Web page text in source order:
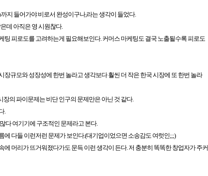
지 들어가야 비로서 완성이구나,라는 생각이 들었다.
데 아직은 영 시원찮다.
팅 피로도를 고려하는게 필요해보인다. 커머스 마케팅도 결국 노출될수록 피로도
규모와 성장성에 한번 놀라고 생각보다 훨씬 더 작은 한국 시장에 또 한번 놀라
의 파이문제는 비단 인구의 문제만은 아닌 것 같다.
.
다 여기기에 구조적인 문제라고 본다.
다들 이런저런 문제가 보인다.(대기업이었으면 소송감도 여럿인;;;)
머리가 뜨거워졌다가도 문득 이런 생각이 든다. 저 충분히 똑똑한 창업자가 주커